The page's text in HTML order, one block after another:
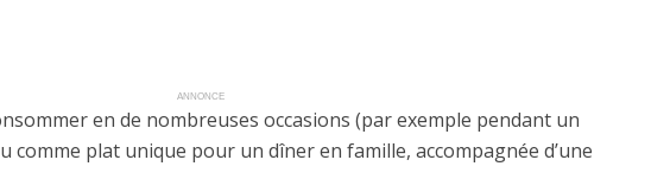
ANNONCE
en de nombreuses occasions (par exemple pendant un
comme plat unique pour un dîner en famille, accompagnée d’une